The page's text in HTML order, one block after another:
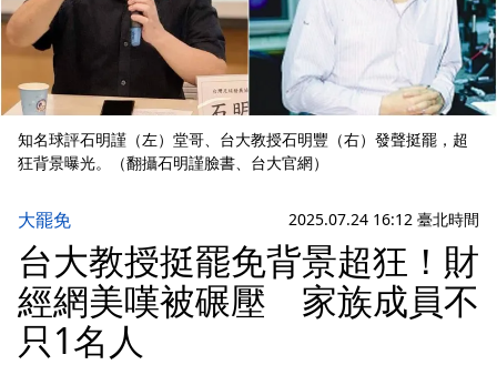
知名球評石明謹（左）堂哥、台大教授石明豐（右）發聲挺罷，超
狂背景曝光。（翻攝石明謹臉書、台大官網）
大罷免 2025.07.24 16:12 臺北時間
台大教授挺罷免背景超狂！財
經網美嘆被碾壓 家族成員不
只1名人